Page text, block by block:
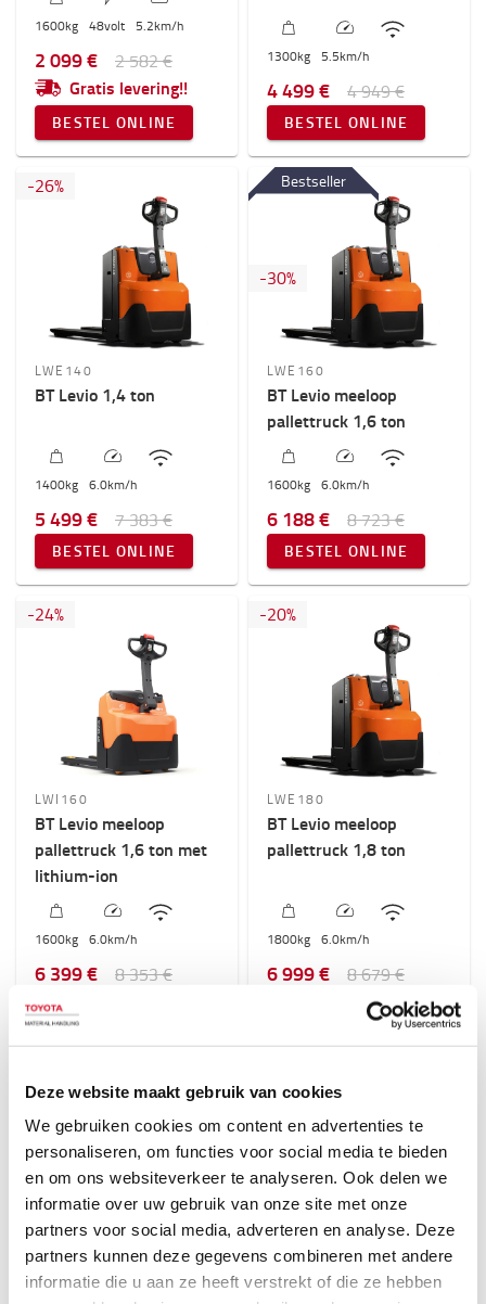
Deze website maakt gebruik van cookies
We gebruiken cookies om content en advertenties te
personaliseren, om functies voor social media te bieden
en om ons websiteverkeer te analyseren. Ook delen we
informatie over uw gebruik van onze site met onze
partners voor social media, adverteren en analyse. Deze
partners kunnen deze gegevens combineren met andere
informatie die u aan ze heeft verstrekt of die ze hebben
1600kg 48volt 5.2km/h
2 099 € 2 582 €
Gratis levering!!
BESTEL ONLINE
1300kg 5.5km/h
4 499 € 4 949 €
BESTEL ONLINE
-26%
LWE140
BT Levio 1,4 ton
1400kg 6.0km/h
5 499 € 7 383 €
BESTEL ONLINE
Bestseller
-30%
LWE160
BT Levio meeloop
pallettruck 1,6 ton
1600kg 6.0km/h
6 188 € 8 723 €
BESTEL ONLINE
-24%
LWI160
BT Levio meeloop
pallettruck 1,6 ton met
lithium-ion
1600kg 6.0km/h
6 399 € 8 353 €
BESTEL ONLINE
-20%
LWE180
BT Levio meeloop
pallettruck 1,8 ton
1800kg 6.0km/h
6 999 € 8 679 €
BESTEL ONLINE
LWE200
BT Levio meeloop